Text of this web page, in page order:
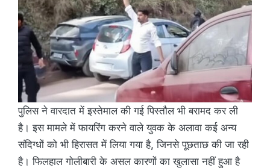
पुलिस ने वारदात में इस्तेमाल की गई पिस्तौल भी बरामद कर ली
है। इस मामले में फायरिंग करने वाले युवक के अलावा कई अन्य
संदिग्धों को भी हिरासत में लिया गया है, जिनसे पूछताछ की जा रही
है। फिलहाल गोलीबारी के असल कारणों का खुलासा नहीं हुआ है